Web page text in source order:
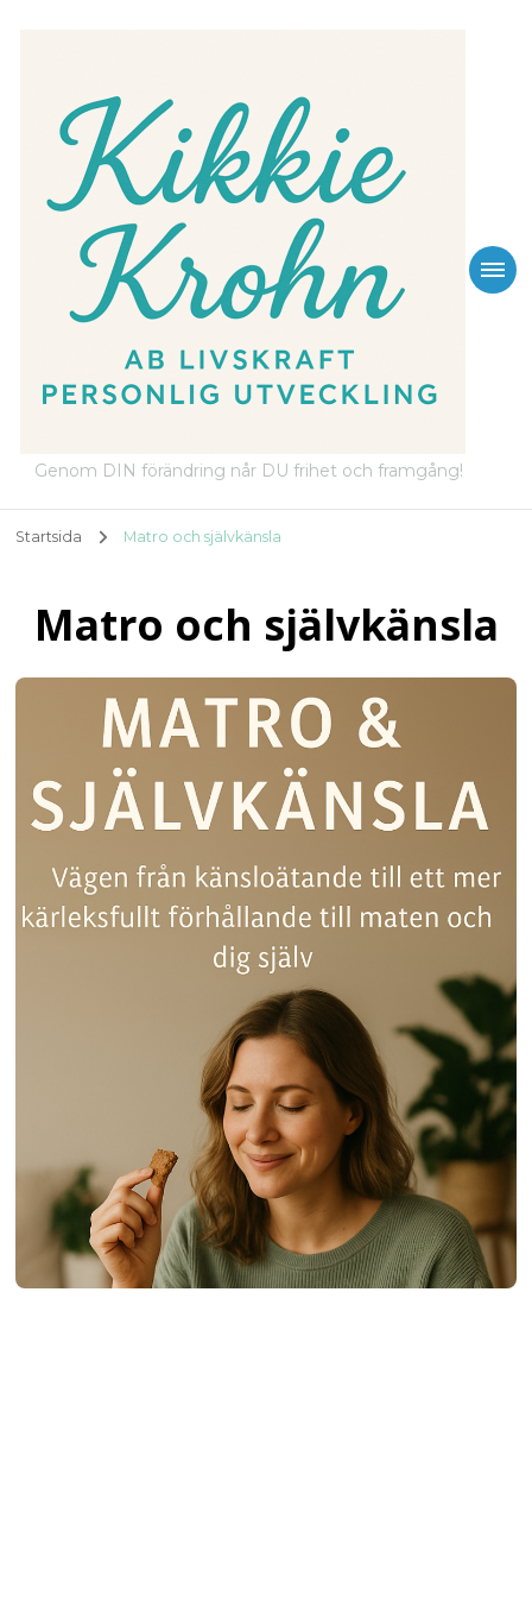
Genom DIN förändring når DU frihet och framgång!
Startsida Matro och självkänsla
Matro och självkänsla